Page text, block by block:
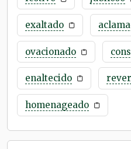
exaltado
ovacionado
enaltecido
homenageado